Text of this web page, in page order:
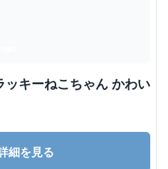
キーねこちゃん かわい
細を見る